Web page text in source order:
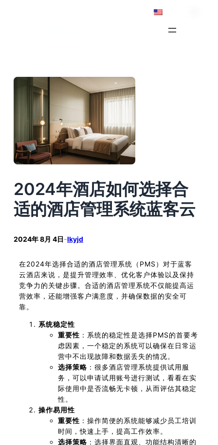
2024年酒店如何选择合
适的酒店管理系统蓝客云
2024年 8月 4日-lkyjd
在2024年选择合适的酒店管理系统（PMS）对于蓝客
云酒店来说，是提升管理效率、优化客户体验以及保持
竞争力的关键步骤。合适的酒店管理系统不仅能提高运
营效率，还能增强客户满意度，并确保数据的安全可
靠。
系统稳定性
重要性 ：系统的稳定性是选择PMS的首要考
虑因素，一个稳定的系统可以确保在日常运
营中不出现故障和数据丢失的情况。
选择策略：很多酒店管理系统提供试用服
务，可以申请试用账号进行测试，看看在实
际使用中是否流畅无卡顿，从而评估其稳定
性。
操作易用性
重要性 ：操作简便的系统能够减少员工培训
时间，快速上手，提高工作效率。
选择策略：选择界面直观、功能结构清晰的